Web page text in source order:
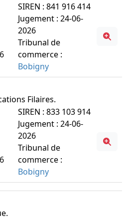
SIREN : 841 916 414
Jugement : 24-06-
2026
Tribunal de
commerce :
Bobigny
Filaires.
SIREN : 833 103 914
Jugement : 24-06-
2026
Tribunal de
commerce :
Bobigny